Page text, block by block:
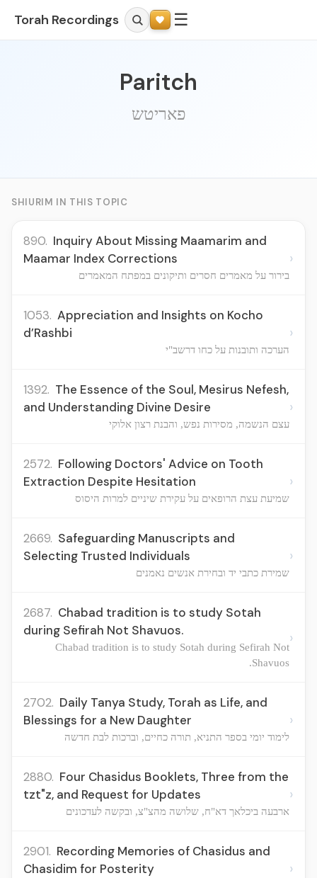
Torah Recordings ☰
Paritch
פאריטש
SHIURIM IN THIS TOPIC
890. Inquiry About Missing Maamarim and
Maamar Index Corrections
בירור על מאמרים חסרים ותיקונים במפתח המאמרים
›
1053. Appreciation and Insights on Kocho
d’Rashbi
הערכה ותובנות על כחו דרשב"י
›
1392. The Essence of the Soul, Mesirus Nefesh,
and Understanding Divine Desire
עצם הנשמה, מסירות נפש, והבנת רצון אלוקי
›
2572. Following Doctors' Advice on Tooth
Extraction Despite Hesitation
שמיעת עצת הרופאים על עקירת שיניים למרות היסוס
›
2669. Safeguarding Manuscripts and
Selecting Trusted Individuals
שמירת כתבי יד ובחירת אנשים נאמנים
›
2687. Chabad tradition is to study Sotah
during Sefirah Not Shavuos.
Chabad tradition is to study Sotah during Sefirah Not
Shavuos.
›
2702. Daily Tanya Study, Torah as Life, and
Blessings for a New Daughter
לימוד יומי בספר התניא, תורה כחיים, וברכות לבת חדשה
›
2880. Four Chasidus Booklets, Three from the
tzt"z, and Request for Updates
ארבעה ביכלאך דא"ח, שלושה מהצ"צ, ובקשה לעדכונים
›
2901. Recording Memories of Chasidus and
Chasidim for Posterity
›